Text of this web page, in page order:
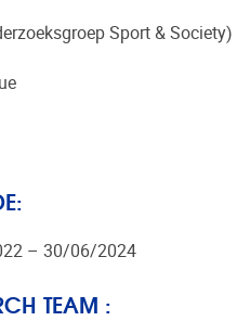
Sport & Society)
– 30/06/2024
TEAM :